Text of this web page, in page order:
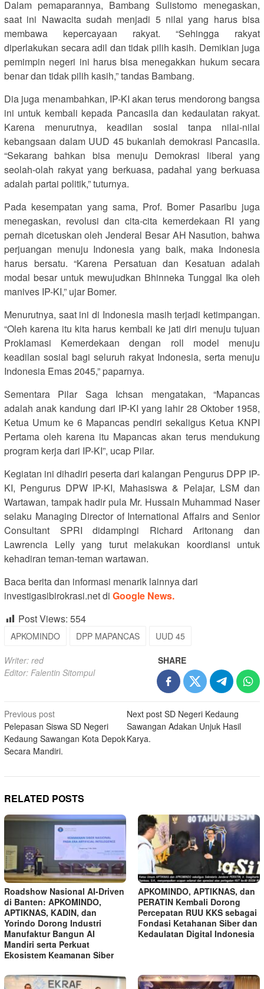
Dalam pemaparannya, Bambang Sulistomo menegaskan,
saat ini Nawacita sudah menjadi 5 nilai yang harus bisa
membawa kepercayaan rakyat. “Sehingga rakyat
diperlakukan secara adil dan tidak pilih kasih. Demikian juga
pemimpin negeri ini harus bisa menegakkan hukum secara
benar dan tidak pilih kasih,” tandas Bambang.
Dia juga menambahkan, IP-KI akan terus mendorong bangsa
ini untuk kembali kepada Pancasila dan kedaulatan rakyat.
Karena menurutnya, keadilan sosial tanpa nilai-nilai
kebangsaan dalam UUD 45 bukanlah demokrasi Pancasila.
“Sekarang bahkan bisa menuju Demokrasi liberal yang
seolah-olah rakyat yang berkuasa, padahal yang berkuasa
adalah partai politik,” tuturnya.
Pada kesempatan yang sama, Prof. Bomer Pasaribu juga
menegaskan, revolusi dan cita-cita kemerdekaan RI yang
pernah dicetuskan oleh Jenderal Besar AH Nasution, bahwa
perjuangan menuju Indonesia yang baik, maka Indonesia
harus bersatu. “Karena Persatuan dan Kesatuan adalah
modal besar untuk mewujudkan Bhinneka Tunggal Ika oleh
manives IP-KI,” ujar Bomer.
Menurutnya, saat ini di Indonesia masih terjadi ketimpangan.
“Oleh karena itu kita harus kembali ke jati diri menuju tujuan
Proklamasi Kemerdekaan dengan roll model menuju
keadilan sosial bagi seluruh rakyat Indonesia, serta menuju
Indonesia Emas 2045,” paparnya.
Sementara Pilar Saga Ichsan mengatakan, “Mapancas
adalah anak kandung dari IP-KI yang lahir 28 Oktober 1958,
Ketua Umum ke 6 Mapancas pendiri sekaligus Ketua KNPI
Pertama oleh karena itu Mapancas akan terus mendukung
program kerja dari IP-KI”, ucap Pilar.
Kegiatan ini dihadiri peserta dari kalangan Pengurus DPP IP-
KI, Pengurus DPW IP-KI, Mahasiswa & Pelajar, LSM dan
Wartawan, tampak hadir pula Mr. Hussain Muhammad Naser
selaku Managing Director of International Affairs and Senior
Consultant SPRI didampingi Richard Aritonang dan
Lawrencia Lelly yang turut melakukan koordiansi untuk
kehadiran teman-teman wartawan.
Baca berita dan informasi menarik lainnya dari
investigasibirokrasi.net di Google News.
Post Views: 554
APKOMINDO DPP MAPANCAS UUD 45
Writer: red
Editor: Falentin Sitompul
SHARE
Post
navigation
Previous post
Pelepasan Siswa SD Negeri
Kedaung Sawangan Kota Depok
Secara Mandiri.
Next post SD Negeri Kedaung
Sawangan Adakan Unjuk Hasil
Karya.
RELATED POSTS
Roadshow Nasional AI-Driven
di Banten: APKOMINDO,
APTIKNAS, KADIN, dan
Yorindo Dorong Industri
Manufaktur Bangun AI
Mandiri serta Perkuat
Ekosistem Keamanan Siber
APKOMINDO, APTIKNAS, dan
PERATIN Kembali Dorong
Percepatan RUU KKS sebagai
Fondasi Ketahanan Siber dan
Kedaulatan Digital Indonesia